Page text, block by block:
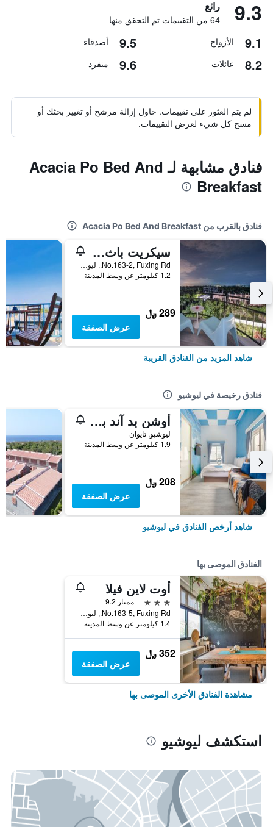
9.3 رائع
64 من التقييمات تم التحقق منها
9.1 الأزواج 9.5 أصدقاء
8.2 عائلات 9.6 منفرد
لم يتم العثور على تقييمات. حاول إزالة مرشح أو تغيير بحثك أو
مسح كل شيء لعرض التقييمات.
فنادق مشابهة لـ Acacia Po Bed And
Breakfast
فنادق بالقرب من Acacia Po Bed And Breakfast
سيكريت باث بد آند بريكفاست
No.163-2, Fuxing Rd., ليوشيو, تايوان
1.2 كيلومتر عن وسط المدينة
289 ﷼
عرض الصفقة
شاهد المزيد من الفنادق القريبة
فنادق رخيصة في ليوشيو
أوشن بد آند بريكفاست
ليوشيو, تايوان
1.9 كيلومتر عن وسط المدينة
208 ﷼
عرض الصفقة
شاهد أرخص الفنادق في ليوشيو
الفنادق الموصى بها
أوت لاين فيلا
3 نجوم
ممتاز 9.2
No.163-5, Fuxing Rd., ليوشيو, تايوان
1.4 كيلومتر عن وسط المدينة
352 ﷼
عرض الصفقة
مشاهدة الفنادق الأخرى الموصى بها
استكشف ليوشيو